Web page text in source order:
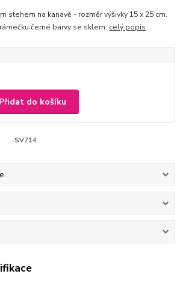
stehem na kanavě - rozměr výšivky 15 x 25 cm.
černé barvy se sklem. celý popis
Přidat do košíku
SV714